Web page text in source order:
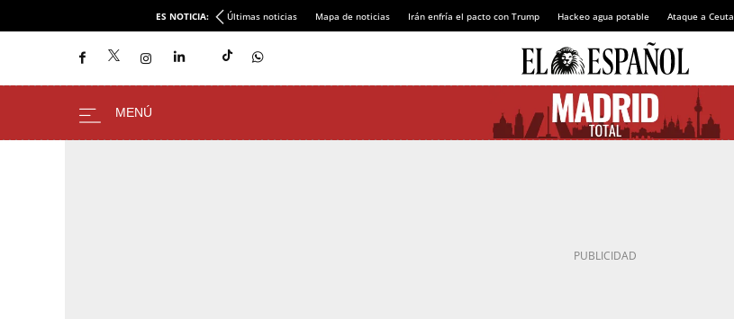
ES NOTICIA: Últimas noticias Mapa de noticias Irán enfría el pacto con Trump Hackeo agua potable Ataque a Ceuta